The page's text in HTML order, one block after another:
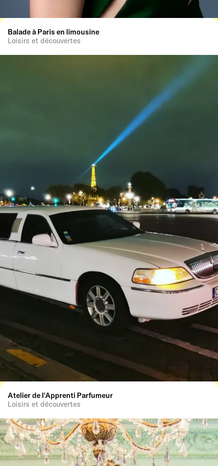
Balade à Paris en limousine
Loisirs et découvertes
Atelier de l'Apprenti Parfumeur
Loisirs et découvertes